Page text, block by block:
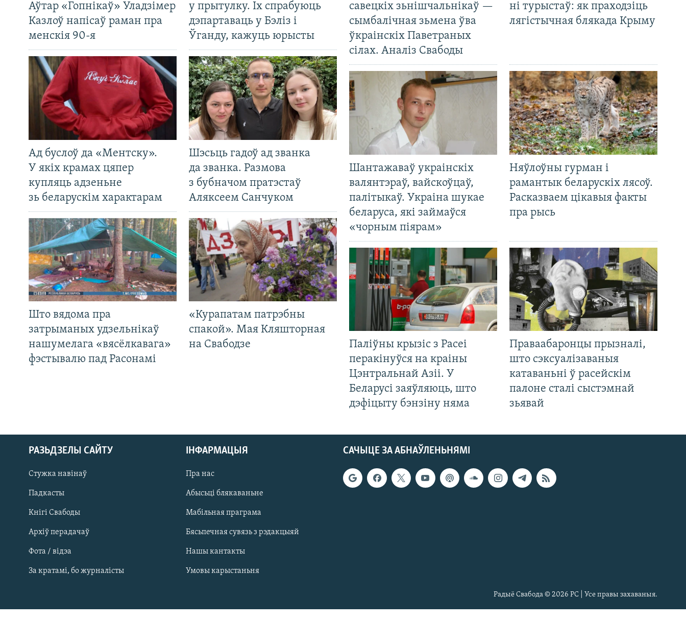
САЧЫЦЕ ЗА АБНАЎЛЕНЬНЯМІ
Аўтар «Гопнікаў» Уладзімер
Казлоў напісаў раман пра
менскія 90-я
у прытулку. Іх спрабуюць
дэпартаваць у Бэліз і
Ўганду, кажуць юрысты
Ад буслоў да «Ментску».
У якіх крамах цяпер
купляць адзеньне
зь беларускім характарам
Шэсьць гадоў ад званка
да званка. Размова
з бубначом пратэстаў
Аляксеем Санчуком
Што вядома пра
затрыманых удзельнікаў
нашумелага «вясёлкавага»
фэстывалю пад Расонамі
«Курапатам патрэбны
спакой». Мая Кляшторная
на Свабодзе
савецкіх зьнішчальнікаў —
сымбалічная зьмена ўва
ўкраінскіх Паветраных
сілах. Аналіз Свабоды
ні турыстаў: як праходзіць
лягістычная блякада Крыму
Шантажаваў украінскіх
валянтэраў, вайскоўцаў,
палітыкаў. Украіна шукае
беларуса, які займаўся
«чорным піярам»
Няўлоўны гурман і
рамантык беларускіх лясоў.
Расказваем цікавыя факты
пра рысь
Паліўны крызіс з Расеі
перакінуўся на краіны
Цэнтральнай Азіі. У
Беларусі заяўляюць, што
дэфіцыту бэнзіну няма
Праваабаронцы прызналі,
што сэксуалізаваныя
катаваньні ў расейскім
палоне сталі сыстэмнай
зьявай
САЧЫЦЕ ЗА АБНАЎЛЕНЬНЯМІ
РАЗЬДЗЕЛЫ САЙТУ
Стужка навінаў
Падкасты
Кнігі Свабоды
Архіў перадачаў
Фота / відэа
За кратамі, бо журналісты
ІНФАРМАЦЫЯ
Пра нас
Абысьці блякаваньне
Мабільная праграма
Бясьпечная сувязь з рэдакцыяй
Нашы кантакты
Умовы карыстаньня
Радыё Свабода © 2026 РС | Усе правы захаваныя.